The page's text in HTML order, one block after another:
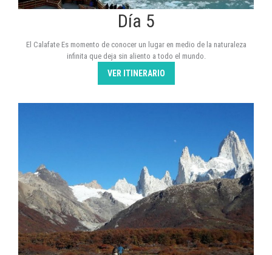
Día 5
El Calafate Es momento de conocer un lugar en medio de la naturaleza
infinita que deja sin aliento a todo el mundo.
VER ITINERARIO